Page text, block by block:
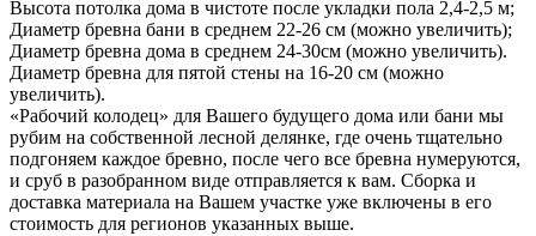
Высота потолка дома в чистоте после укладки пола 2,4-2,5 м;
Диаметр бревна бани в среднем 22-26 см (можно увеличить);
Диаметр бревна дома в среднем 24-30см (можно увеличить).
Диаметр бревна для пятой стены на 16-20 см (можно
увеличить).
«Рабочий колодец» для Вашего будущего дома или бани мы
рубим на собственной лесной делянке, где очень тщательно
подгоняем каждое бревно, после чего все бревна нумеруются,
и сруб в разобранном виде отправляется к вам. Сборка и
доставка материала на Вашем участке уже включены в его
стоимость для регионов указанных выше.